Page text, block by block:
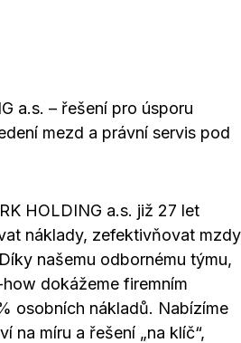
a.s. – řešení pro úsporu
mezd a právní servis pod
HOLDING a.s. již 27 let
náklady, zefektivňovat mzdy
našemu odbornému týmu,
dokážeme firemním
osobních nákladů. Nabízíme
na míru a řešení „na klíč“,